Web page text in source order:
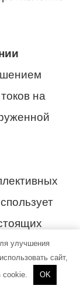
на
фазам,
улучшения
сайт,
OK